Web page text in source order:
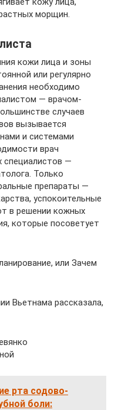
морщин.
кожи лица и зоны
или регулярно
необходимо
— врачом-
случаев
вызывается
и системами
врач
специалистов —
Только
препараты —
успокоительные
в решении кожных
которые посоветует
или Зачем
Вьетнама рассказала,
рта содово-
боли: